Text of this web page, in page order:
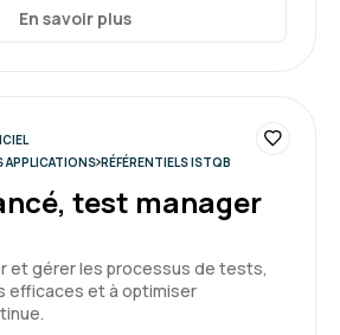
En savoir plus
APPLICATIONS RÉFÉRENTIELS ISTQB
test manager
et gérer les processus de tests,
efficaces et à optimiser